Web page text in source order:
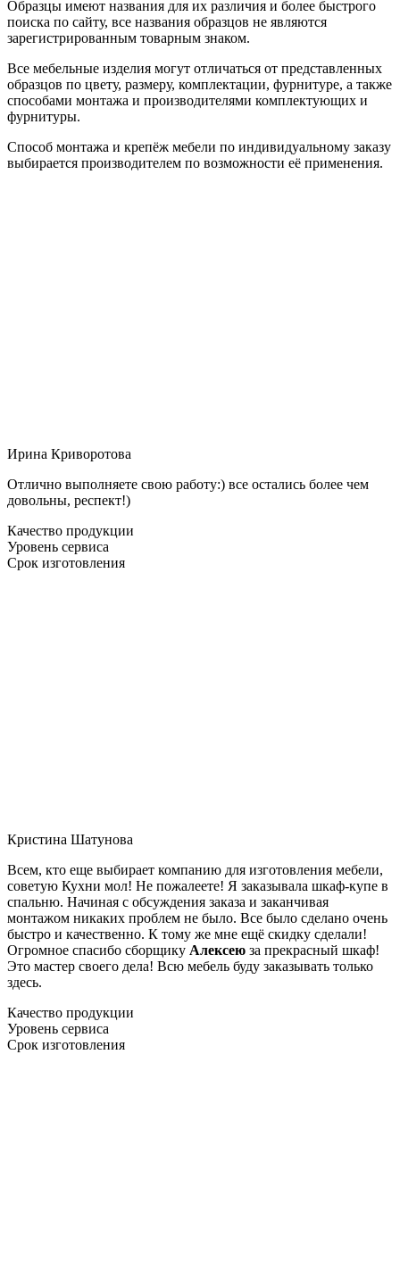
Образцы имеют названия для их различия и более быстрого
поиска по сайту, все названия образцов не являются
зарегистрированным товарным знаком.
Все мебельные изделия могут отличаться от представленных
образцов по цвету, размеру, комплектации, фурнитуре, а также
способами монтажа и производителями комплектующих и
фурнитуры.
Способ монтажа и крепёж мебели по индивидуальному заказу
выбирается производителем по возможности её применения.
Ирина Криворотова
Отлично выполняете свою работу:) все остались более чем
довольны, респект!)
Качество продукции
Уровень сервиса
Срок изготовления
Кристина Шатунова
Всем, кто еще выбирает компанию для изготовления мебели,
советую Кухни мол! Не пожалеете! Я заказывала шкаф-купе в
спальню. Начиная с обсуждения заказа и заканчивая
монтажом никаких проблем не было. Все было сделано очень
быстро и качественно. К тому же мне ещё скидку сделали!
Огромное спасибо сборщику Алексею за прекрасный шкаф!
Это мастер своего дела! Всю мебель буду заказывать только
здесь.
Качество продукции
Уровень сервиса
Срок изготовления